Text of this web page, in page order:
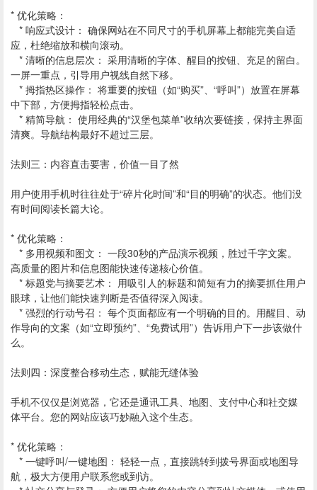
* 优化策略：
* 响应式设计： 确保网站在不同尺寸的手机屏幕上都能完美自适
应，杜绝缩放和横向滚动。
* 清晰的信息层次： 采用清晰的字体、醒目的按钮、充足的留白。
一屏一重点，引导用户视线自然下移。
* 拇指热区操作： 将重要的按钮（如“购买”、“呼叫”）放置在屏幕
中下部，方便拇指轻松点击。
* 精简导航： 使用经典的“汉堡包菜单”收纳次要链接，保持主界面
清爽。导航结构最好不超过三层。
法则三：内容直击要害，价值一目了然
用户使用手机时往往处于“碎片化时间”和“目的明确”的状态。他们没
有时间阅读长篇大论。
* 优化策略：
* 多用视频和图文： 一段30秒的产品演示视频，胜过千字文案。
高质量的图片和信息图能快速传递核心价值。
* 标题党与摘要艺术： 用吸引人的标题和简短有力的摘要抓住用户
眼球，让他们能快速判断是否值得深入阅读。
* 强烈的行动号召： 每个页面都应有一个明确的目的。用醒目、动
作导向的文案（如“立即预约”、“免费试用”）告诉用户下一步该做什
么。
法则四：深度整合移动生态，赋能无缝体验
手机不仅仅是浏览器，它还是通讯工具、地图、支付中心和社交媒
体平台。您的网站应该巧妙融入这个生态。
* 优化策略：
* 一键呼叫/一键地图： 轻轻一点，直接跳转到拨号界面或地图导
航，极大方便用户联系您或到访。